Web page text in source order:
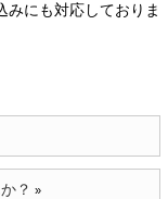
みにも対応しておりま
？ »